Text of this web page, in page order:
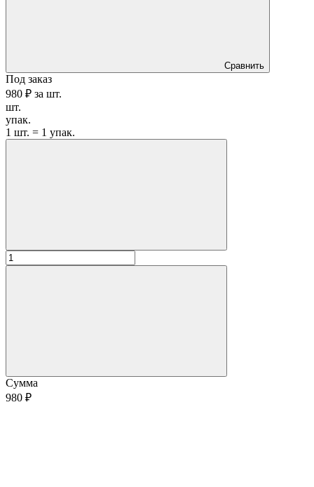
Сравнить
Под заказ
980 ₽ за шт.
шт.
упак.
1 шт. = 1 упак.
Сумма
980 ₽